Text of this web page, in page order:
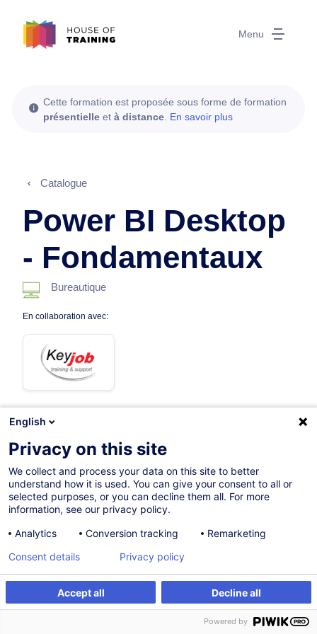
Menu
S'inscrire Formation sur mesure
Cette formation est proposée sous forme de formation
présentielle et à distance En savoir plus
Catalogue
Power BI Desktop
- Fondamentaux
Bureautique
En collaboration avec:
12h
Formation présentielle
Formation à distance
Cours du jour
004740
English
Privacy on this site
We collect and process your data on this site to better
understand how it is used. You can give your consent to all or
selected purposes, or you can decline them all. For more
information, see our privacy policy.
Analytics
Conversion tracking Remarketing
Accept all Decline all
Consent details Privacy policy
Powered by